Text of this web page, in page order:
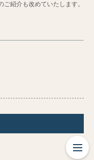
お問い合わせ
紹介も改めていたします。